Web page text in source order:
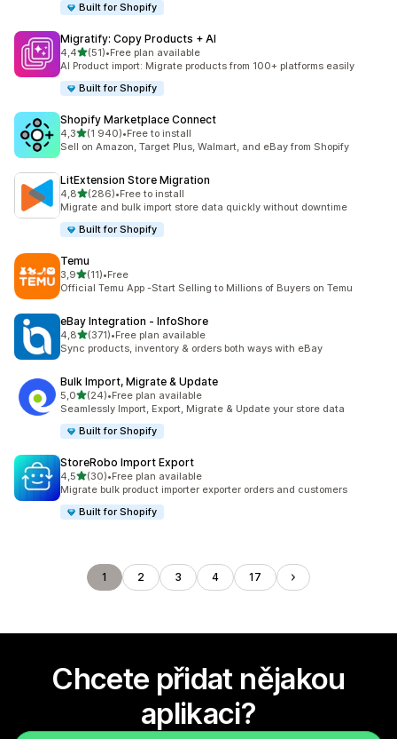
Built for Shopify
Migratify: Copy Products + AI
4,4z 5 hvězd
(51)
Celkový počet recenzí: 51
•Free plan available
AI Product import: Migrate products from 100+ platforms easily
Built for Shopify
Shopify Marketplace Connect
4,3z 5 hvězd
(1 940)
Celkový počet recenzí: 1940
•Free to install
Sell on Amazon, Target Plus, Walmart, and eBay from Shopify
LitExtension Store Migration
4,8z 5 hvězd
(286)
Celkový počet recenzí: 286
•Free to install
Migrate and bulk import store data quickly without downtime
Built for Shopify
Temu
3,9z 5 hvězd
(11)
Celkový počet recenzí: 11
•Free
Official Temu App -Start Selling to Millions of Buyers on Temu
eBay Integration ‑ InfoShore
4,8z 5 hvězd
(371)
Celkový počet recenzí: 371
•Free plan available
Sync products, inventory & orders both ways with eBay
Bulk Import, Migrate & Update
5,0z 5 hvězd
(24)
Celkový počet recenzí: 24
•Free plan available
Seamlessly Import, Export, Migrate & Update your store data
Built for Shopify
StoreRobo Import Export
4,5z 5 hvězd
(30)
Celkový počet recenzí: 30
•Free plan available
Migrate bulk product importer exporter orders and customers
Built for Shopify
1 2 3 4 17
Chcete přidat nějakou
aplikaci?